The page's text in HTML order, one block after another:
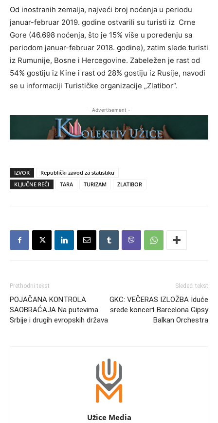
Od inostranih zemalja, najveći broj noćenja u periodu
januar-februar 2019. godine ostvarili su turisti iz Crne
Gore (46.698 noćenja, što je 15% više u poređenju sa
periodom januar-februar 2018. godine), zatim slede turisti
iz Rumunije, Bosne i Hercegovine. Zabeležen je rast od
54% gostiju iz Kine i rast od 28% gostiju iz Rusije, navodi
se u informaciji Turističke organizacije „Zlatibor“.
- Advertisement -
IZVOR
Republički zavod za statistiku
KLJUČNE REČI
TARA TURIZAM ZLATIBOR
Prethodni tekst
POJAČANA KONTROLA
SAOBRAĆAJA Na putevima
Srbije i drugih evropskih država
Sledeći tekst
GKC: VEČERAS IZLOŽBA Iduće
srede koncert Barcelona Gipsy
Balkan Orchestra
Užice Media